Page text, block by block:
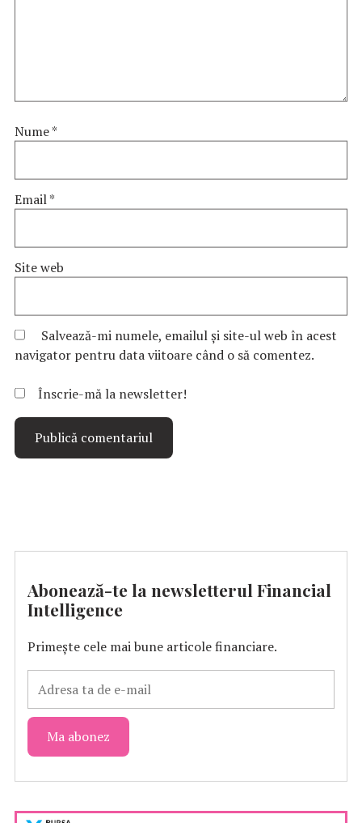
Nume*
Email*
Site web
Salvează-mi numele, emailul și site-ul web în acest
navigator pentru data viitoare când o să comentez.
Înscrie-mă la newsletter!
Abonează-te la newsletterul Financial
Intelligence
Primește cele mai bune articole financiare.